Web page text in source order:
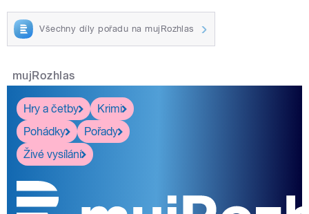
Všechny díly pořadu na mujRozhlas
mujRozhlas
Hry a četby
Krimi
Pohádky
Pořady
Živé vysílání